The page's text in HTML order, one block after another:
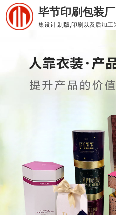
毕节印刷包装厂